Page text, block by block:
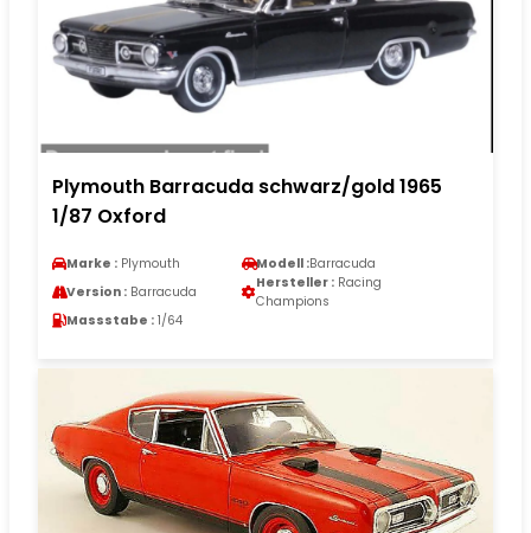
Plymouth Barracuda schwarz/gold 1965
1/87 Oxford
Marke : Plymouth Modell :Barracuda
Version : Barracuda
Hersteller : Racing
Champions
Massstabe : 1/64